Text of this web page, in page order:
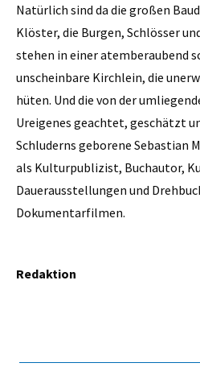
Natürlich sind da die großen
Klöster, die Burgen, Schlösser
stehen in einer atemberaubend
unscheinbare Kirchlein, die
hüten. Und die von der
Ureigenes geachtet, geschätzt
Schluderns geborene Sebastian
als Kulturpublizist, Buchautor,
Dauerausstellungen und
Dokumentarfilmen.
Redaktion